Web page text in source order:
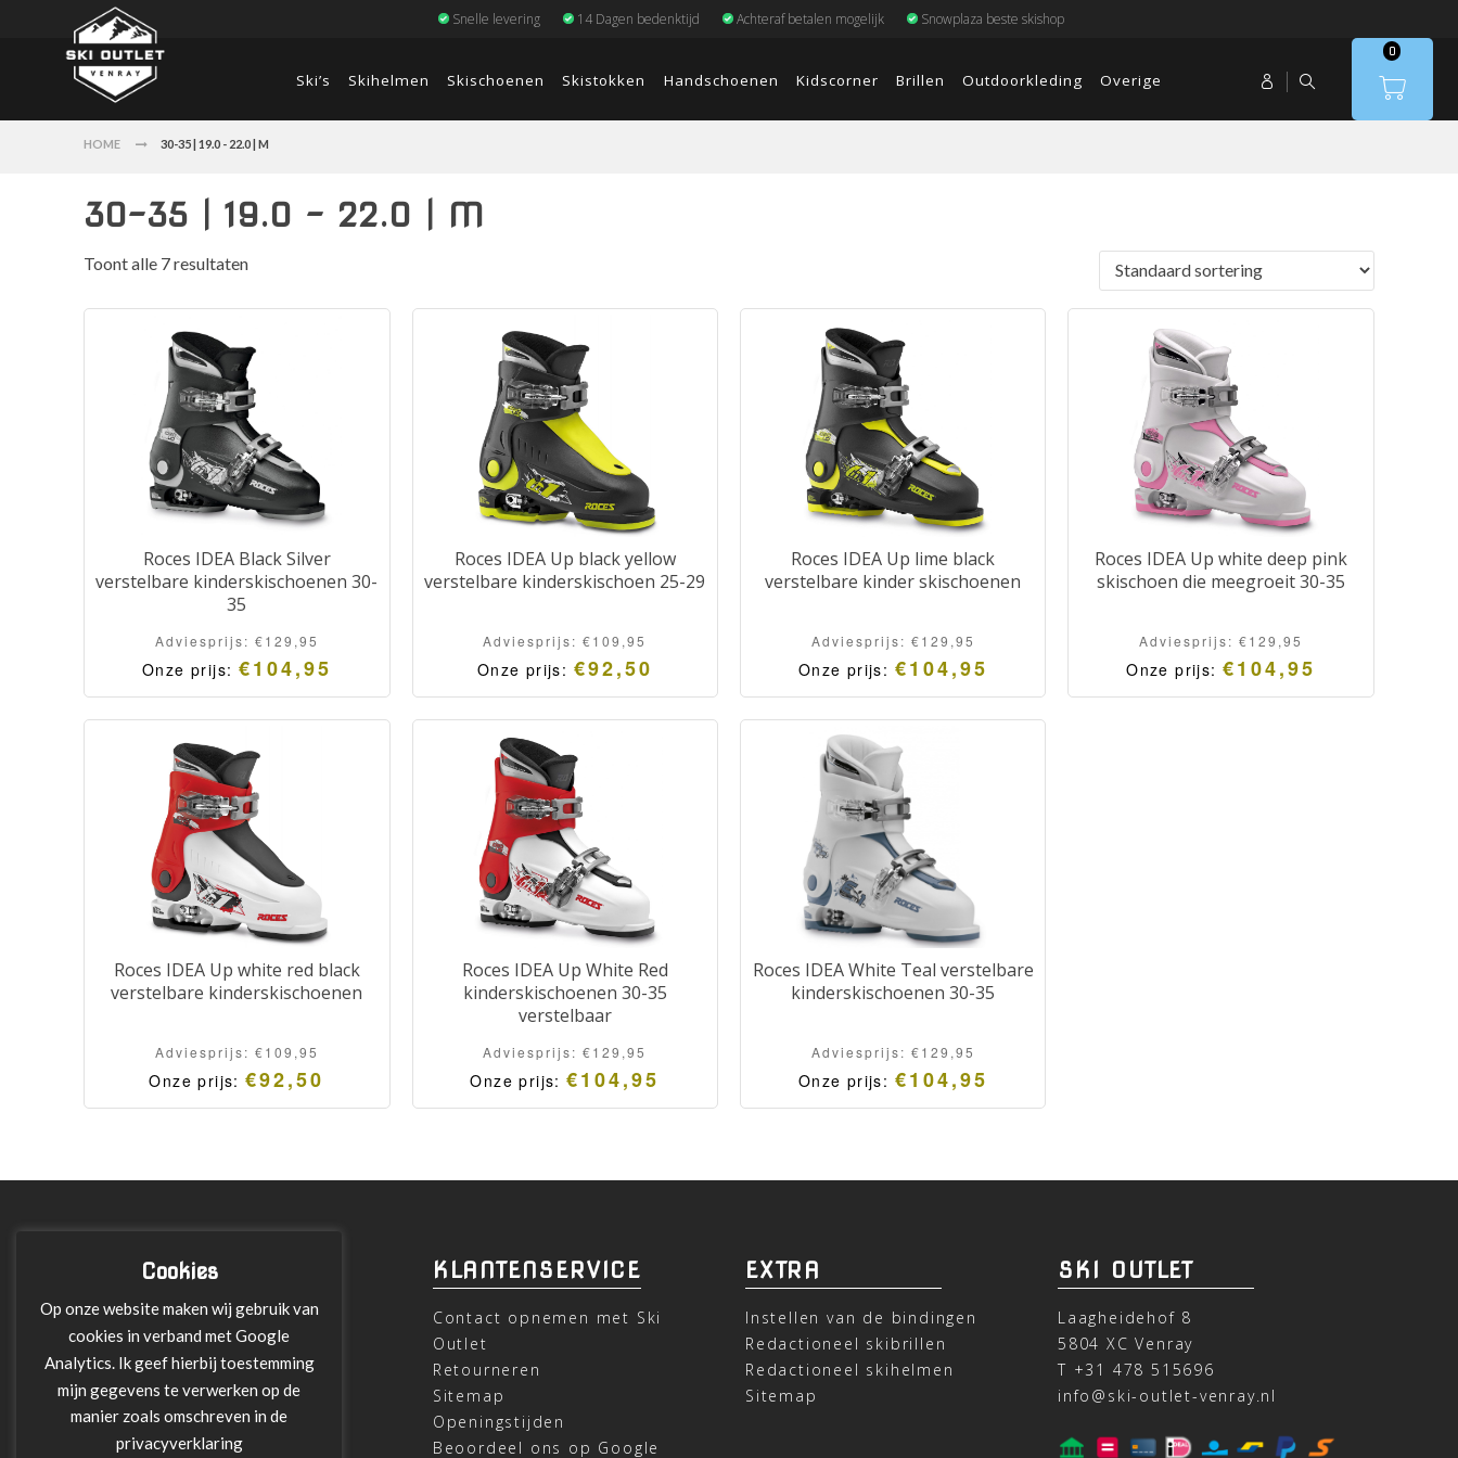
Snelle levering 14 Dagen bedenktijd Achteraf betalen mogelijk Snowplaza beste skishop
Ski’s Skihelmen Skischoenen Skistokken Handschoenen Kidscorner Brillen Outdoorkleding Overige
0
HOME 30-35 | 19.0 - 22.0 | M
30-35 | 19.0 - 22.0 | M
Toont alle 7 resultaten
Roces IDEA Black Silver
verstelbare kinderskischoenen 30-
35
Adviesprijs: €129,95
Onze prijs: €104,95
Roces IDEA Up black yellow
verstelbare kinderskischoen 25-29
Adviesprijs:€109,95
Onze prijs: €92,50
Roces IDEA Up lime black
verstelbare kinder skischoenen
Adviesprijs: €129,95
Onze prijs: €104,95
Roces IDEA Up white deep pink
skischoen die meegroeit 30-35
Adviesprijs:€129,95
Onze prijs: €104,95
Roces IDEA Up white red black
verstelbare kinderskischoenen
Adviesprijs: €109,95
Onze prijs:€92,50
Roces IDEA Up White Red
kinderskischoenen 30-35
verstelbaar
Adviesprijs:€129,95
Onze prijs:€104,95
Roces IDEA White Teal verstelbare
kinderskischoenen 30-35
Adviesprijs: €129,95
Onze prijs: €104,95
INFORMATIE
Over ons
Leveringen
Betalen met Klarna
Algemene Voorwaarden
Verzending
Privacy verklaring
KLANTENSERVICE
Contact opnemen met Ski
Outlet
Retourneren
Sitemap
Openingstijden
Beoordeel ons op Google
EXTRA
Instellen van de bindingen
Redactioneel skibrillen
Redactioneel skihelmen
Sitemap
SKI OUTLET
Laagheidehof 8
5804 XC Venray
T +31 478 515696
info@ski-outlet-venray.nl
Cookies
Op onze website maken wij gebruik van
cookies in verband met Google
Analytics. Ik geef hierbij toestemming
mijn gegevens te verwerken op de
manier zoals omschreven in de
privacyverklaring